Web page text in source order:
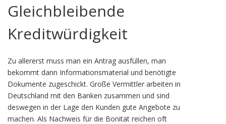
Gleichbleibende
Kreditwürdigkeit
Zu allererst muss man ein Antrag ausfüllen, man
bekommt dann Informationsmaterial und benötigte
Dokumente zugeschickt. Große Vermittler arbeiten in
Deutschland mit den Banken zusammen und sind
deswegen in der Lage den Kunden gute Angebote zu
machen. Als Nachweis für die Bonität reichen oft